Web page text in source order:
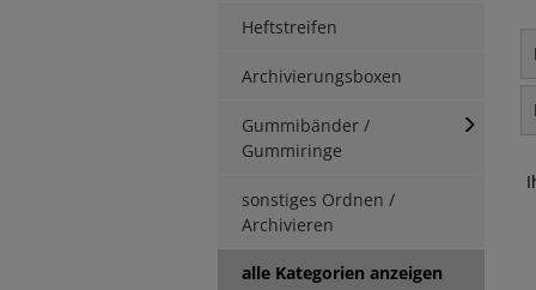
Heftstreifen
Archivierungsboxen
Gummibänder /
Gummiringe
sonstiges Ordnen /
Archivieren
alle Kategorien anzeigen